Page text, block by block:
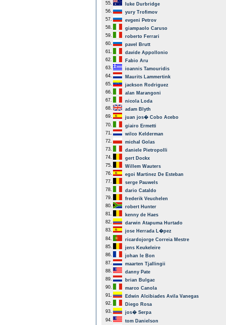
55.
luke Durbridge
56.
yury Trofimov
57.
evgeni Petrov
58.
giampaolo Caruso
59.
roberto Ferrari
60.
pavel Brutt
61.
davide Appollonio
62.
Fabio Aru
63.
ioannis Tamouridis
64.
Maurits Lammertink
65.
jackson Rodriguez
66.
alan Marangoni
67.
nicola Loda
68.
adam Blyth
69.
juan jos� Cobo Acebo
70.
giairo Ermetti
71.
wilco Kelderman
72.
michal Golas
73.
daniele Pietropolli
74.
gert Dockx
75.
Willem Wauters
76.
egoi Martinez De Esteban
77.
serge Pauwels
78.
dario Cataldo
79.
frederik Veuchelen
80.
robert Hunter
81.
kenny de Haes
82.
darwin Atapuma Hurtado
83.
jose Herrada L�pez
84.
ricardojorge Correia Mestre
85.
jens Keukeleire
86.
johan le Bon
87.
maarten Tjallingii
88.
danny Pate
89.
brian Bulgac
90.
marco Canola
91.
Edwin Alcibiades Avila Vanegas
92.
Diego Rosa
93.
jos� Serpa
94.
tom Danielson